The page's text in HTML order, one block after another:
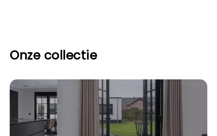
Onze collectie